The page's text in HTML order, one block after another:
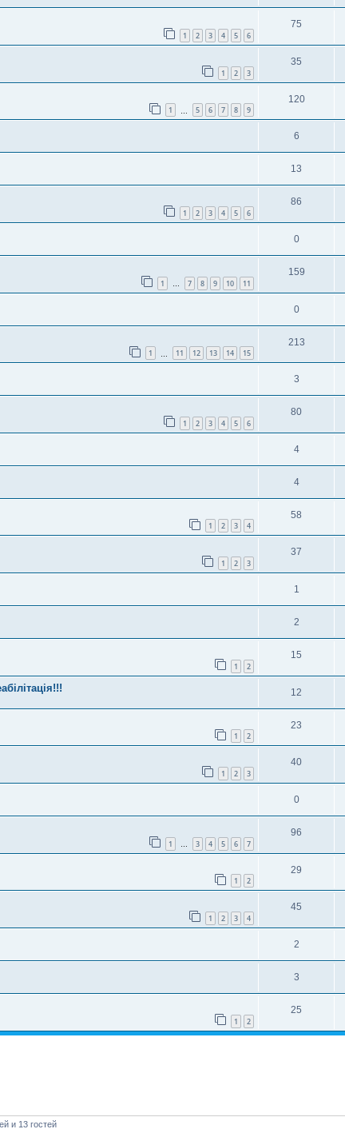
1 2 3 4 5 6
75
1 2 3
35
1 5 6 7 8 9
120
6
13
1 2 3 4 5 6
86
0
1 7 8 9 10 11
159
0
1 11 12 13 14 15
213
3
1 2 3 4 5 6
80
4
4
1 2 3 4
58
1 2 3
37
1
2
1 2
15
12
1 2
23
1 2 3
40
0
1 … 3 4 5 6 7
96
1 2
29
1 2 3 4
45
2
3
1 2
25
и 13 гостей